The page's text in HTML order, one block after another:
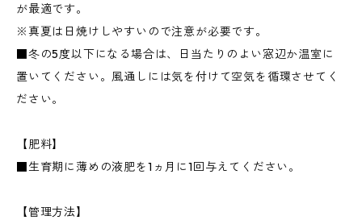
が最適です。
※真夏は日焼けしやすいので注意が必要です。
■冬の5度以下になる場合は、日当たりのよい窓辺か温室に
置いてください。風通しには気を付けて空気を循環させてく
ださい。
【肥料】
■生育期に薄めの液肥を1ヵ月に1回与えてください。
【管理方法】